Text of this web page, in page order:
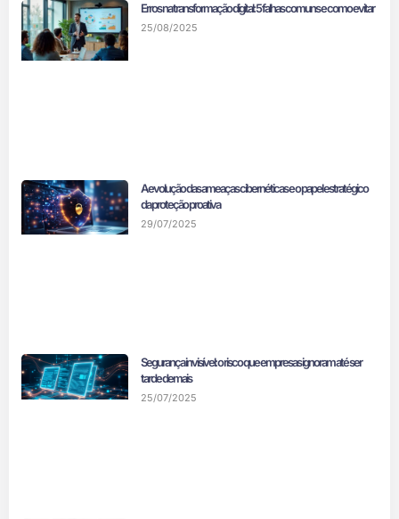
Erros na transformação digital: 5 falhas comuns e como evitar
25/08/2025
A evolução das ameaças cibernéticas e o papel estratégico
da proteção proativa
29/07/2025
Segurança invisível: o risco que empresas ignoram até ser
tarde demais
25/07/2025